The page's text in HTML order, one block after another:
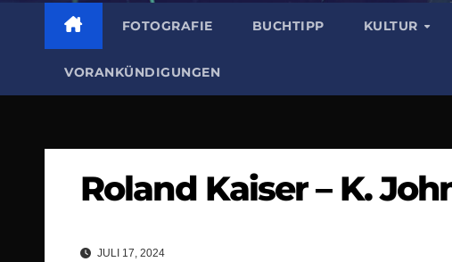
FOTOGRAFIE BUCHTIPP KULTUR
VORANKÜNDIGUNGEN
Roland Kaiser – K.
JULI 17, 2024